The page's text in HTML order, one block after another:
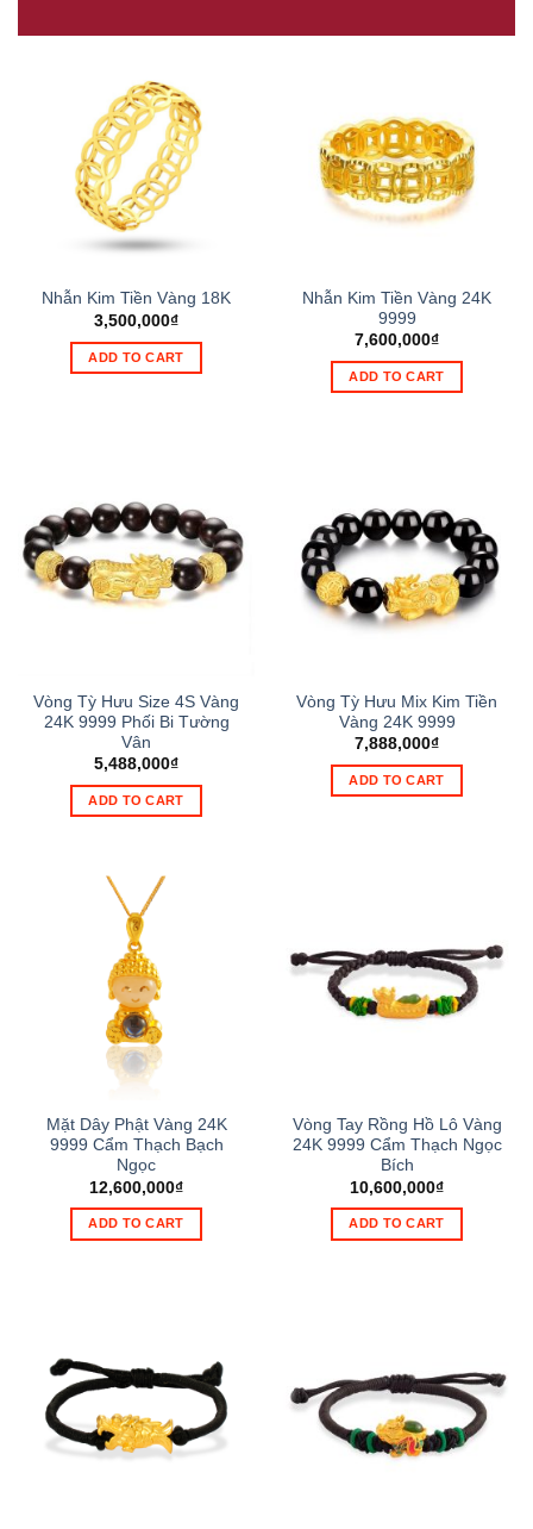
Nhẫn Kim Tiền Vàng 18K
3,500,000₫
ADD TO CART
Nhẫn Kim Tiền Vàng 24K
9999
7,600,000₫
ADD TO CART
Vòng Tỳ Hưu Size 4S Vàng
24K 9999 Phối Bi Tường
Vân
5,488,000₫
ADD TO CART
Vòng Tỳ Hưu Mix Kim Tiền
Vàng 24K 9999
7,888,000₫
ADD TO CART
Mặt Dây Phật Vàng 24K
9999 Cẩm Thạch Bạch
Ngọc
12,600,000₫
ADD TO CART
Vòng Tay Rồng Hồ Lô Vàng
24K 9999 Cẩm Thạch Ngọc
Bích
10,600,000₫
ADD TO CART